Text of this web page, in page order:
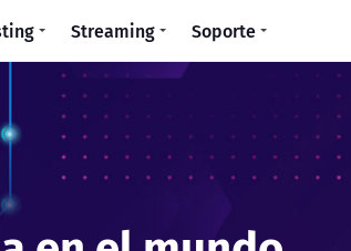
Streaming Soporte